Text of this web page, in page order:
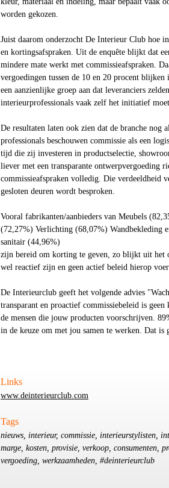
worden gekozen.
Juist daarom onderzocht De Interieur Club hoe
en kortingsafspraken. Uit de enquête blijkt dat
mindere mate werkt met commissieafspraken.
vergoedingen tussen de 10 en 20 procent
een aanzienlijke groep aan dat leveranciers
interieurprofessionals vaak zelf het initiatief
De resultaten laten ook zien dat de branche
professionals beschouwen commissie als een
tijd die zij investeren in productselectie,
liever met een transparante ontwerpvergoeding
commissieafspraken volledig. Die verdeeldheid
gesloten deuren wordt besproken.
Vooral fabrikanten/aanbieders van Meubels
(72,27%) Verlichting (68,07%) Wandbekleding
sanitair (44,96%)
zijn bereid om korting te geven, zo blijkt uit het
wel reactief zijn en geen actief beleid hierop
De Interieurclub geeft het volgende advies "
transparant en proactief commissiebeleid is
de mensen die jouw producten voorschrijven.
in de keuze om met jou samen te werken. Dat is
Links
www.deinterieurclub.com
Tags
nieuws, interieur, commissie, interieurstylisten,
marge, kosten, provisie, verkoop, consumenten,
vergoeding, werkzaamheden, #deinterieurclub